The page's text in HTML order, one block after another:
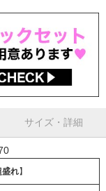
サイズ・詳細
盛れ】